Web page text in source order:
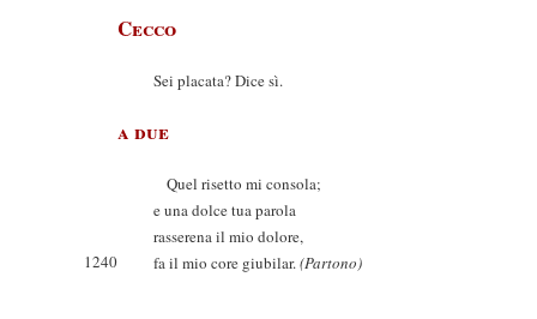
Cecco
Sei placata? Dice sì.
a due
Quel risetto mi consola;
e una dolce tua parola
rasserena il mio dolore,
1240
fa il mio core giubilar.(Partono)